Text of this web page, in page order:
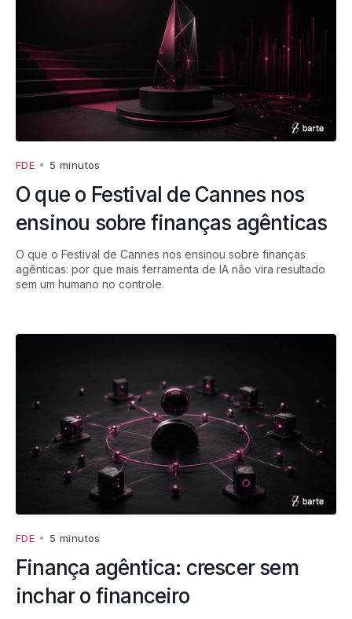
FDE • 5 minutos
O que o Festival de Cannes nos
ensinou sobre finanças agênticas
O que o Festival de Cannes nos ensinou sobre finanças
agênticas: por que mais ferramenta de IA não vira resultado
sem um humano no controle.
FDE • 5 minutos
Finança agêntica: crescer sem
inchar o financeiro